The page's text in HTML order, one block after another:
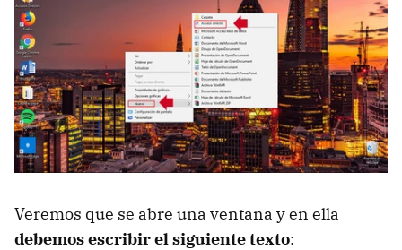
Veremos que se abre una ventana y en ella
debemos escribir el siguiente texto: